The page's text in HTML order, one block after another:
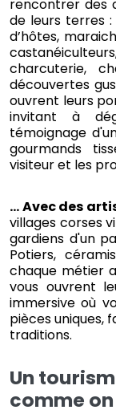
rencontrer des
de leurs terres
d’hôtes,
charcuterie,
découvertes
ouvrent leurs
invitant à
témoignage
gourmands
visiteur et les
… Avec des
villages corses
gardiens d'un
Potiers,
chaque métier
vous ouvrent
immersive où
pièces uniques,
traditions.
Un
comme